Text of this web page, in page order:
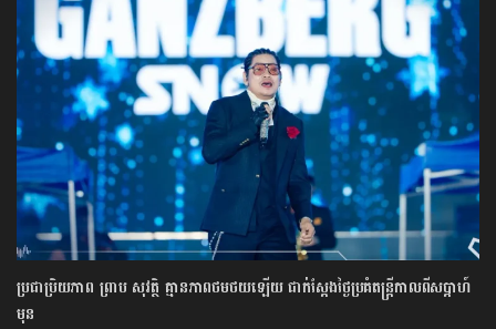
ប្រជាប្រិយភាព ព្រាប សុវត្ថិ គ្មានភាពថមថយឡើយ ជាក់ស្ដែងថ្ងៃប្រគំតន្រ្តីកាលពីសប្ដាហ៍
មុន